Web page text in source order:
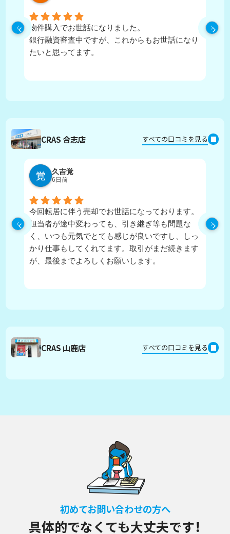
物件購入でお世話になりました。
銀行融資審査中ですが、これからもお世話になり
たいと思ってます。
CRAS 合志店 すべての口コミを見る
久吉覚
6日前
今回転居に伴う売却でお世話になっております。
担当者が途中変わっても、引き継ぎ等も問題な
く、いつも元気でとても感じが良いですし、しっ
かり仕事もしてくれてます。取引がまだ続きます
が、最後までよろしくお願いします。
CRAS 山鹿店 すべての口コミを見る
初めてお問い合わせの方へ
具体的でなくても大丈夫です！